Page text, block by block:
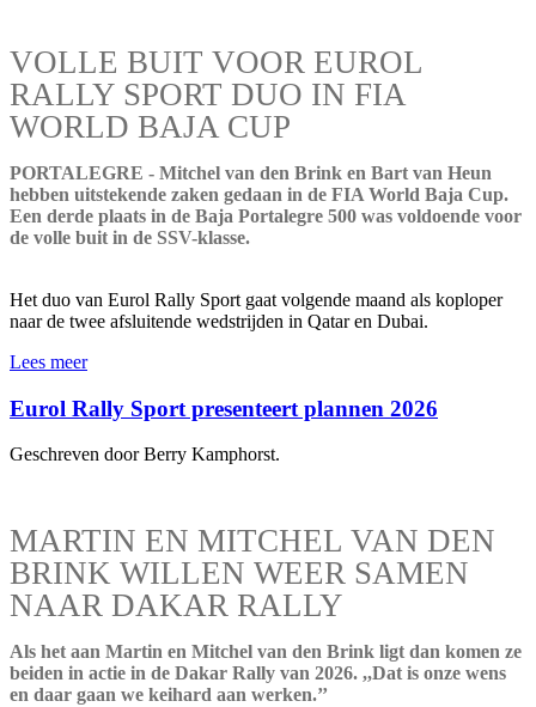
VOLLE BUIT VOOR EUROL
RALLY SPORT DUO IN FIA
WORLD BAJA CUP
PORTALEGRE - Mitchel van den Brink en Bart van Heun
hebben uitstekende zaken gedaan in de FIA World Baja Cup.
Een derde plaats in de Baja Portalegre 500 was voldoende voor
de volle buit in de SSV-klasse.
Het duo van Eurol Rally Sport gaat volgende maand als koploper
naar de twee afsluitende wedstrijden in Qatar en Dubai.
Lees meer
Eurol Rally Sport presenteert plannen 2026
Geschreven door Berry Kamphorst.
MARTIN EN MITCHEL VAN DEN
BRINK WILLEN WEER SAMEN
NAAR DAKAR RALLY
Als het aan Martin en Mitchel van den Brink ligt dan komen ze
beiden in actie in de Dakar Rally van 2026. ,,Dat is onze wens
en daar gaan we keihard aan werken.’’